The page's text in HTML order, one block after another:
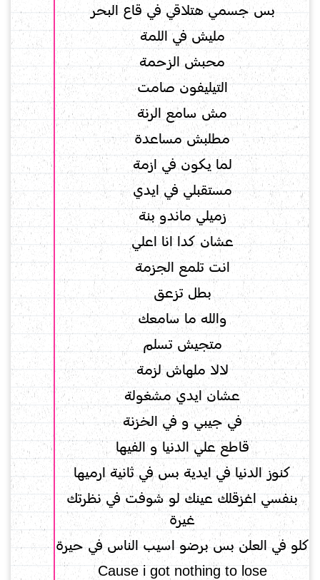
بس جسمي هتلاقي في قاع البحر
مليش في اللمة
محبش الزحمة
التيليفون صامت
مش سامع الرنة
مطلبش مساعدة
لما يكون في ازمة
مستقبلي في ايدي
زميلي ماندو بنة
عشان كدا انا اعلي
انت تلمع الجزمة
بطل تزعق
والله ما سامعك
متجيش تسلم
لالا ملهاش لزمة
عشان ايدي مشغولة
في جيبي و في الخزنة
قاطع علي الدنيا و الفيها
كنوز الدنيا في ايدية بس في ثانية ارميها
بنفسي اغزقلك عينك لو شوفت في نظرتك
غيرة
كلو في العلن بس برضو اسيب الناس في حيرة
Cause i got nothing to lose